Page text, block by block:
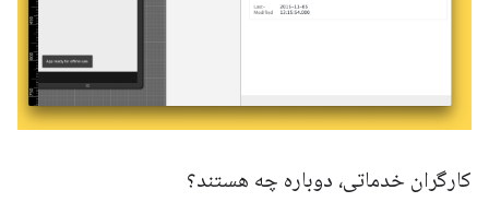
کارگران خدماتی، دوباره چه هستند؟